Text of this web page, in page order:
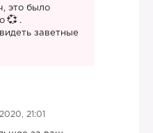
это было
.
заветные
21:01